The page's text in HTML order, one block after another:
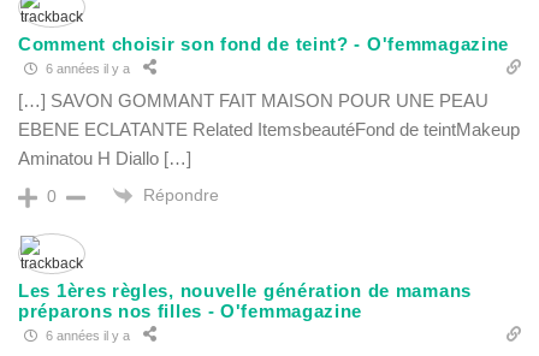
Comment choisir son fond de teint? - O'femmagazine
6 années il y a
[…] SAVON GOMMANT FAIT MAISON POUR UNE PEAU
EBENE ECLATANTE Related ItemsbeautéFond de teintMakeup
Aminatou H Diallo […]
0 Répondre
Les 1ères règles, nouvelle génération de mamans
préparons nos filles - O'femmagazine
6 années il y a